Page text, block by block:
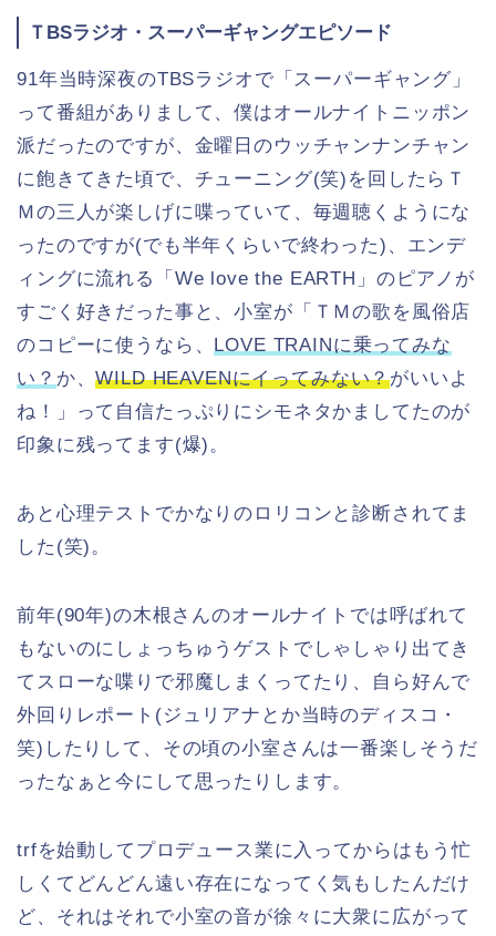
ＴBSラジオ・スーパーギャングエピソード
91年当時深夜のTBSラジオで「スーパーギャング」
って番組がありまして、僕はオールナイトニッポン
派だったのですが、金曜日のウッチャンナンチャン
に飽きてきた頃で、チューニング(笑)を回したらＴ
Ｍの三人が楽しげに喋っていて、毎週聴くようにな
ったのですが(でも半年くらいで終わった)、エンデ
ィングに流れる「We love the EARTH」のピアノが
すごく好きだった事と、小室が「ＴＭの歌を風俗店
のコピーに使うなら、 LOVE TRAINに乗ってみな
い？ か、WILD HEAVENにイってみない？がいいよ
ね！」って自信たっぷりにシモネタかましてたのが
印象に残ってます(爆)。
あと心理テストでかなりのロリコンと診断されてま
した(笑)。
前年(90年)の木根さんのオールナイトでは呼ばれて
もないのにしょっちゅうゲストでしゃしゃり出てき
てスローな喋りで邪魔しまくってたり、自ら好んで
外回りレポート(ジュリアナとか当時のディスコ・
笑)したりして、その頃の小室さんは一番楽しそうだ
ったなぁと今にして思ったりします。
trfを始動してプロデュース業に入ってからはもう忙
しくてどんどん遠い存在になってく気もしたんだけ
ど、それはそれで小室の音が徐々に大衆に広がって